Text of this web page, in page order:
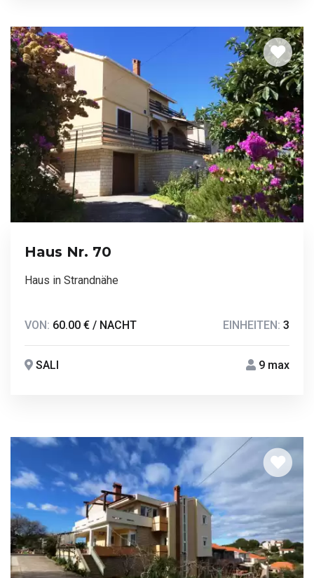
Haus Nr. 70
Haus in Strandnähe
VON: 60.00 € / NACHT EINHEITEN: 3
SALI 9 max